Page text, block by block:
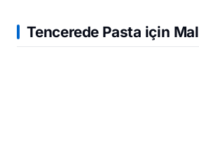
Tencerede Pasta için